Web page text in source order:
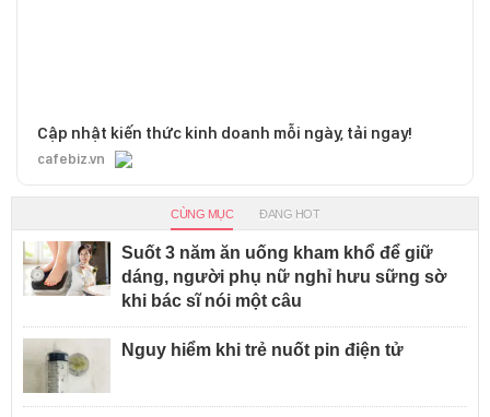
Cập nhật kiến thức kinh doanh mỗi ngày, tải ngay!
cafebiz.vn
CÙNG MỤC ĐANG HOT
Suốt 3 năm ăn uống kham khổ để giữ
dáng, người phụ nữ nghỉ hưu sững sờ
khi bác sĩ nói một câu
Nguy hiểm khi trẻ nuốt pin điện tử